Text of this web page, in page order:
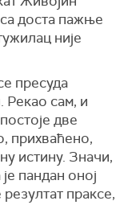
доста пажње
није
пресуда
Рекао сам, и
две
прихваћено,
истину. Значи,
пандан оној
праксе,